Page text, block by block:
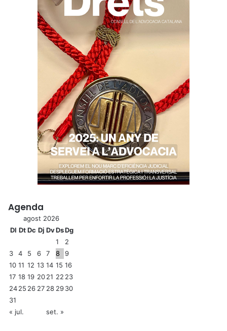
Agenda
agost 2026
Dl DtDc Dj DvDsDg
1
2
3
4 5 6 7 8
9
10 11 12 13 14 15 16
17 18 19 2021 22 23
2425 26 27 28 2930
31
« jul.
set. »